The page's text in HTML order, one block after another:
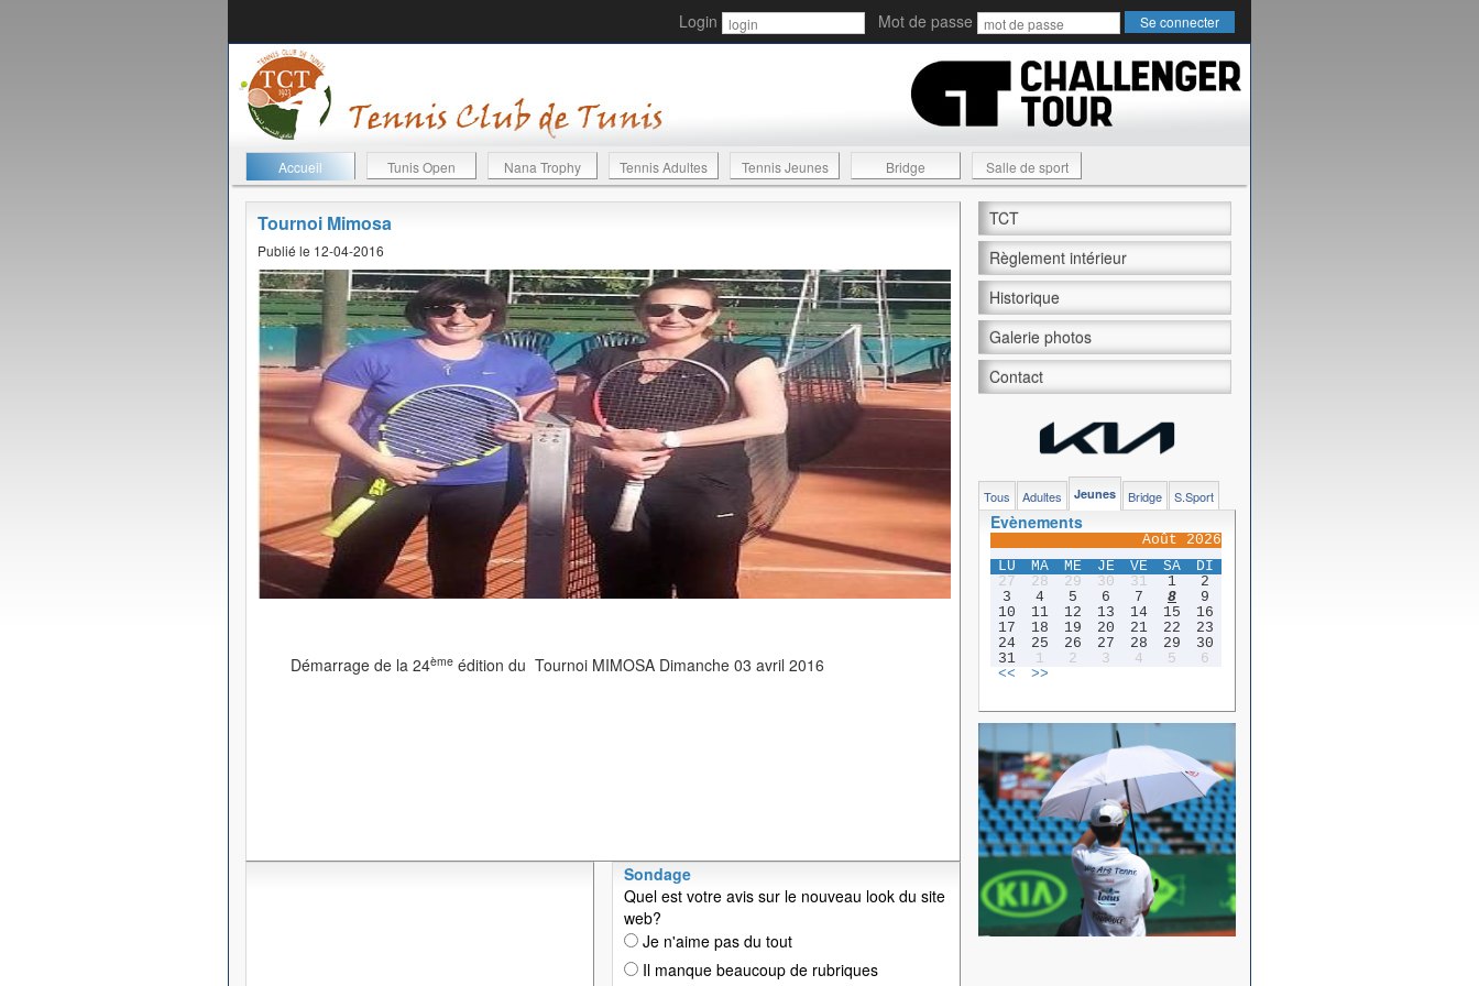
Login Mot de passe
Accueil Tunis Open Nana Trophy Tennis Adultes Tennis Jeunes Bridge Salle de sport
Tournoi Mimosa
Publié le 12-04-2016
Démarrage de la 24ème édition du Tournoi MIMOSA Dimanche 03 avril 2016
Sondage
Quel est votre avis sur le nouveau look du site
web?
Je n'aime pas du tout
Il manque beaucoup de rubriques
TCT
Règlement intérieur
Historique
Galerie photos
Contact
Tous Adultes Jeunes Bridge S.Sport
Evènements
Août 2026
LU
MA ME JE VE SA
DI
27
28 29 30 31 1
2
3
4 5 6 7 8
9
10
11 12 13 14 15
16
17
18 19 20 21 22
23
24
25 26 27 28 29
30
31
1 2 3 4 5
6
<<
>>